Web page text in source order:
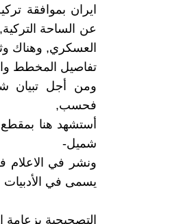
ايران بموافقة
عن الساحة
العسكري, وهناك
تفاصيل المخطط
ومن أجل تبيان
فحسب,
أستشهد هنا
شميل-
يسمى في الأدبيات
التصحيحية